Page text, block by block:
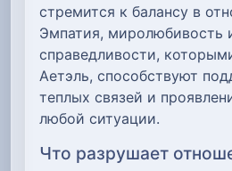
стремится к балансу в
Эмпатия, миролюбивость
справедливости,
Аетэль, способствуют
теплых связей и
любой ситуации.
Что разрушает